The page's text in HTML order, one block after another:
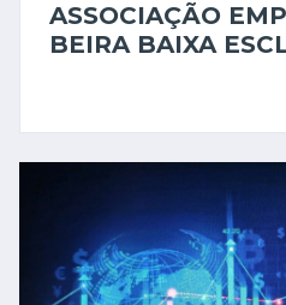
ASSOCIAÇÃO
BEIRA BAIXA